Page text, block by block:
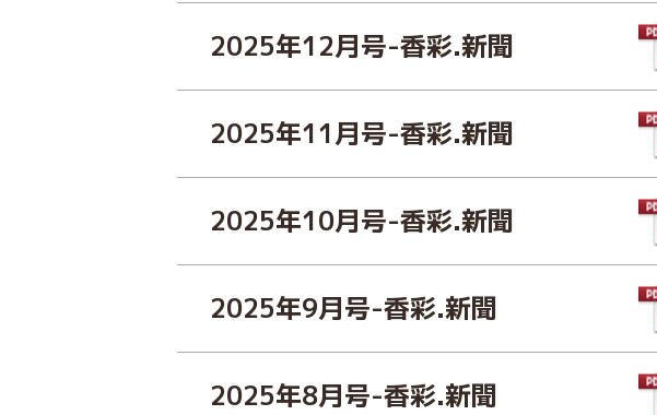
2025年12月号-香彩.新聞
2025年11月号-香彩.新聞
2025年10月号-香彩.新聞
2025年9月号-香彩.新聞
2025年8月号-香彩.新聞